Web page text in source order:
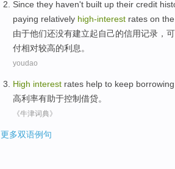
Since they haven't built up their credit
paying relatively high-interest rates on the
由于他们还没有建立起自己的信用记录 ，
付相对较高的利息 。
youdao
High interest rates help to keep
高利率有助于控制借贷。
《牛津词典》
更多双语例句